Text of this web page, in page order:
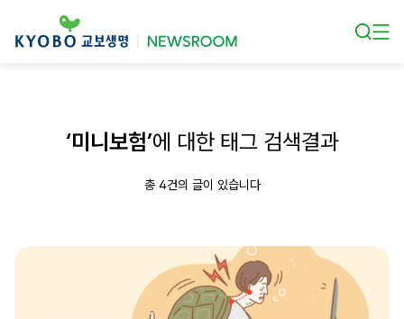
‘미니보험’에 대한 태그 검색결과
총 4건의 글이 있습니다